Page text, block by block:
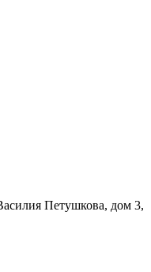
Петушкова, дом 3,